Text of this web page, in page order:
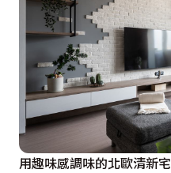
用趣味感調味的北歐清新宅